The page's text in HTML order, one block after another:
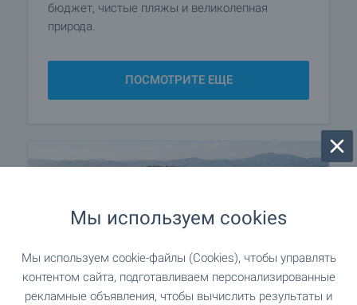
бюджет, чистые пляжы и великолепная
природа.
ПОСМОТРИТЕ ЕЩЕ
Мы используем cookies
Мы используем cookie-файлы (Cookies), чтобы управлять
контентом сайта, подготавливаем персонализированные
рекламные объявления, чтобы вычислить результаты и